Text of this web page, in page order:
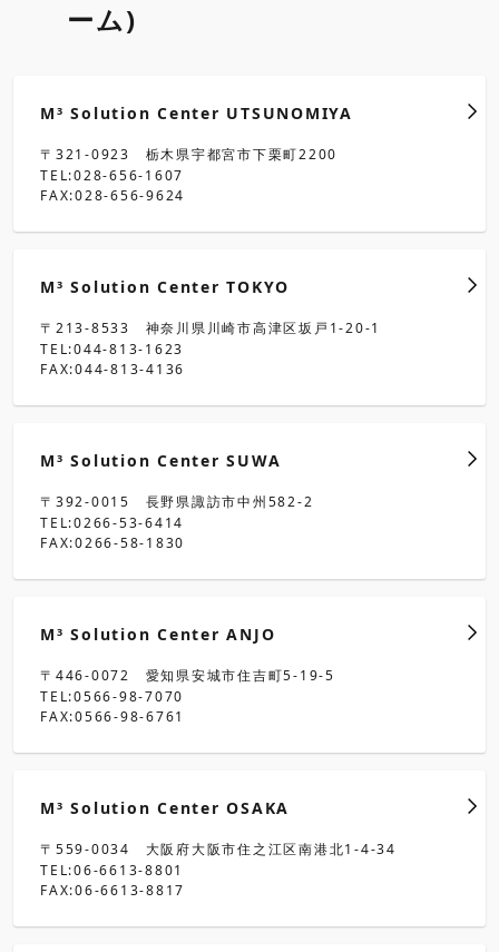
ーム)
M 3 Solution Center UTSUNOMIYA
〒321-0923 栃木県宇都宮市下栗町2200
TEL:028-656-1607
FAX:028-656-9624
M 3 Solution Center TOKYO
〒213-8533 神奈川県川崎市高津区坂戸1-20-1
TEL:044-813-1623
FAX:044-813-4136
M 3 Solution Center SUWA
〒392-0015 長野県諏訪市中州582-2
TEL:0266-53-6414
FAX:0266-58-1830
M 3 Solution Center ANJO
〒446-0072 愛知県安城市住吉町5-19-5
TEL:0566-98-7070
FAX:0566-98-6761
M 3 Solution Center OSAKA
〒559-0034 大阪府大阪市住之江区南港北1-4-34
TEL:06-6613-8801
FAX:06-6613-8817